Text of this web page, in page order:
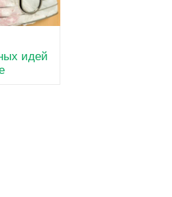
идей